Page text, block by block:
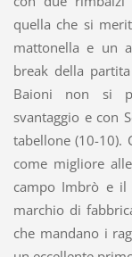
quella che si
mattonella e un
break della
Baioni non si
svantaggio e con
tabellone (10-10).
come migliore
campo Imbrò e il
marchio di
che mandano i